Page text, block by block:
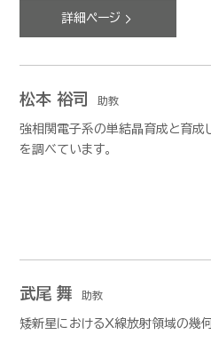
詳細ページ
松本 裕司 助教
強相関電子系の単結晶育成と育成
を調べています。
武尾 舞 助教
矮新星におけるX線放射領域の幾